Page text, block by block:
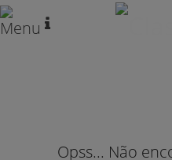
Opss... Não